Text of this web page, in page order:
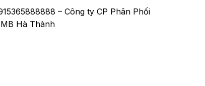
– Công ty CP Phân Phối
Hà Thành